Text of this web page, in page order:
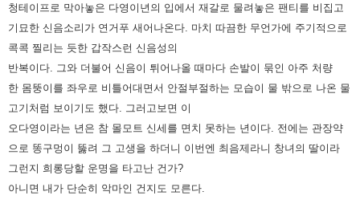
청테이프로 막아놓은 다영이년의 입에서 재갈로 물려놓은 팬티를 비집고
기묘한 신음소리가 연거푸 새어나온다. 마치 따끔한 무언가에 주기적으로
콕콕 찔리는 듯한 갑작스런 신음성의
반복이다. 그와 더불어 신음이 튀어나올 때마다 손발이 묶인 아주 처량
한 몸뚱이를 좌우로 비틀어대면서 안절부절하는 모습이 물 밖으로 나온 물
고기처럼 보이기도 했다. 그러고보면 이
오다영이라는 년은 참 몰모트 신세를 면치 못하는 년이다. 전에는 관장약
으로 똥구멍이 뚫려 그 고생을 하더니 이번엔 최음제라니 창녀의 딸이라
그런지 희롱당할 운명을 타고난 건가?
아니면 내가 단순히 악마인 건지도 모른다.